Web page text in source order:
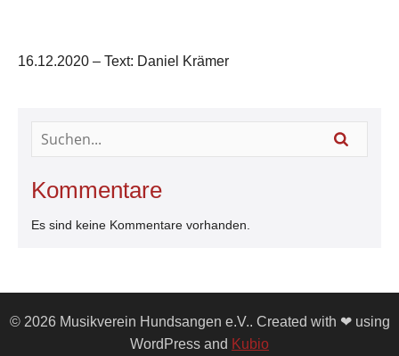
16.12.2020 – Text: Daniel Krämer
Kommentare
Es sind keine Kommentare vorhanden.
© 2026 Musikverein Hundsangen e.V.. Created with ❤ using
WordPress and Kubio